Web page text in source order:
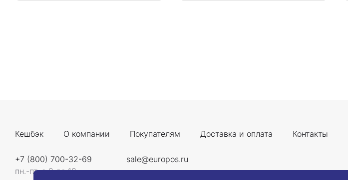
Кешбэк О компании Покупателям Доставка и оплата Контакты
+7 (800) 700-32-69
пн.-пт. с 9 до 18
sale@europos.ru